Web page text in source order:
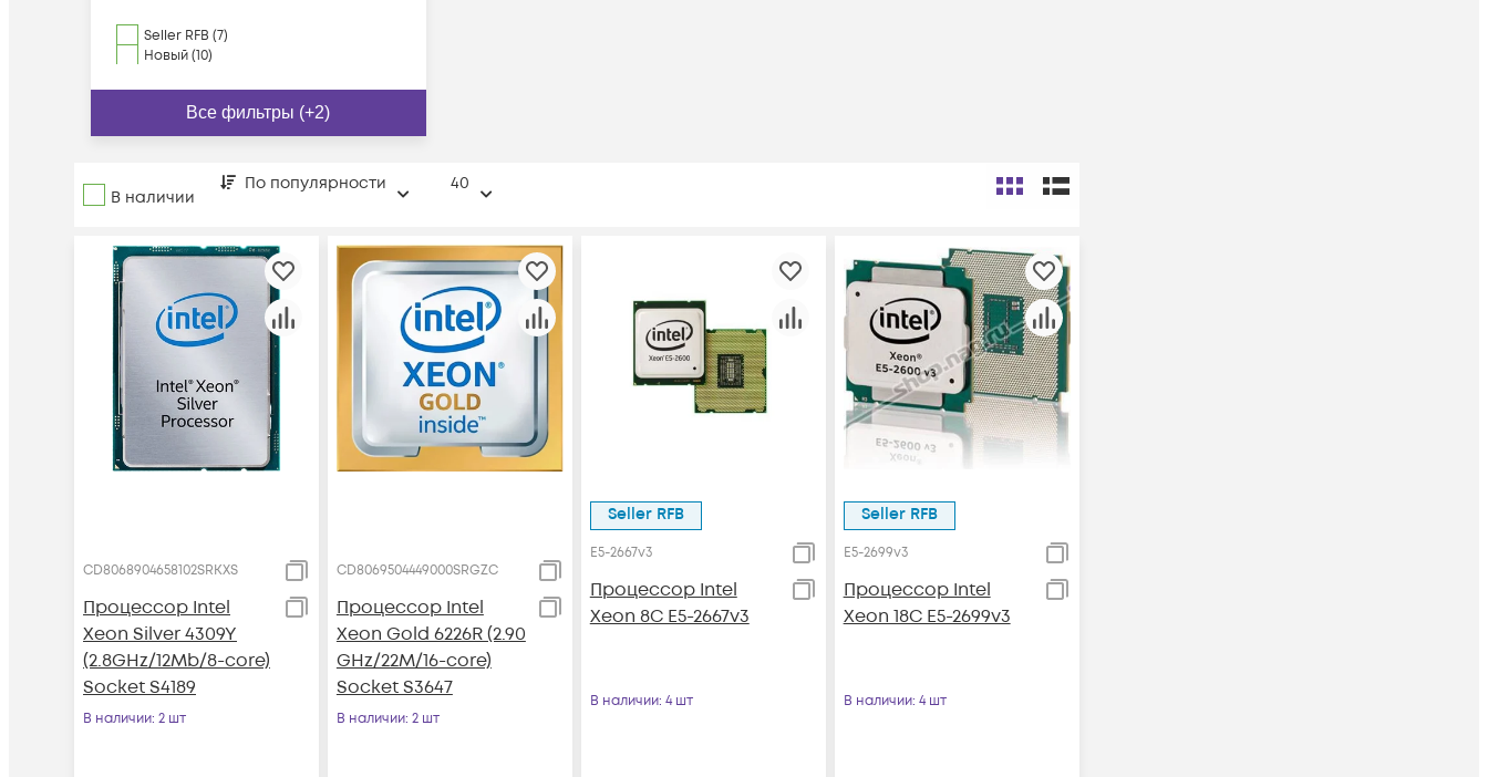
Seller RFB (7)
Новый (10)
Все фильтры (+2)
В наличии
По популярности 40
CD8068904658102SRKXS
Процессор Intel
Xeon Silver 4309Y
(2.8GHz/12Mb/8-core)
Socket S4189
В наличии: 2 шт
CD8069504449000SRGZC
Процессор Intel
Xeon Gold 6226R (2.90
GHz/22M/16-core)
Socket S3647
В наличии: 2 шт
Seller RFB
E5-2667v3
Процессор Intel
Xeon 8C E5-2667v3
В наличии: 4 шт
Seller RFB
E5-2699v3
Процессор Intel
Xeon 18C E5-2699v3
В наличии: 4 шт